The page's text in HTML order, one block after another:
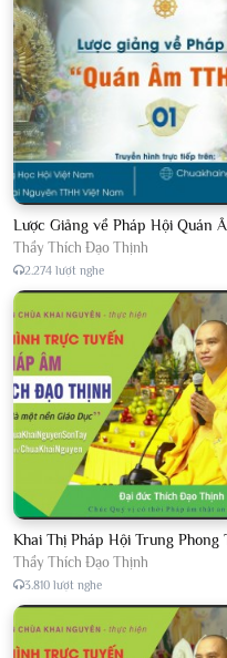
Thầy Thích Đạo Thịnh
2.274 lượt nghe
Thầy Thích Đạo Thịnh
3.810 lượt nghe